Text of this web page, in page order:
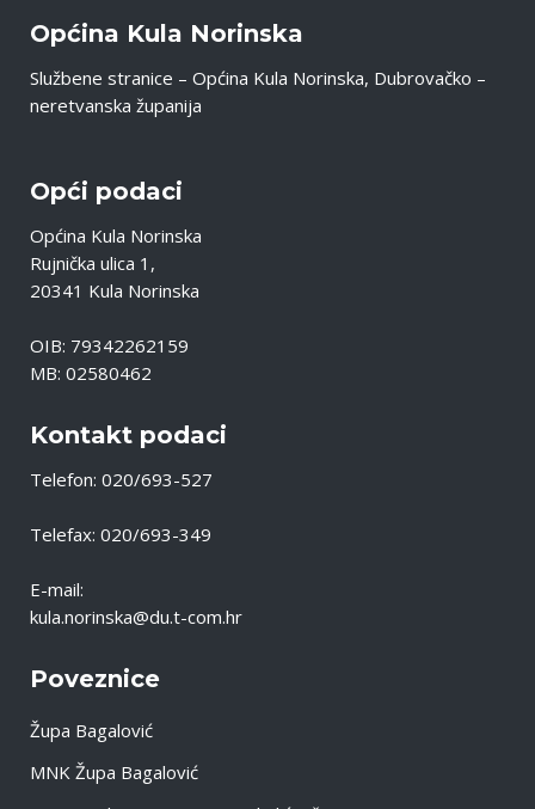
Općina Kula Norinska
Službene stranice – Općina Kula Norinska, Dubrovačko –
neretvanska županija
Opći podaci
Općina Kula Norinska
Rujnička ulica 1,
20341 Kula Norinska
OIB: 79342262159
MB: 02580462
Kontakt podaci
Telefon: 020/693-527
Telefax: 020/693-349
E-mail:
kula.norinska@du.t-com.hr
Poveznice
Župa Bagalović
MNK Župa Bagalović